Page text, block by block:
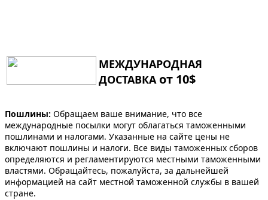
МЕЖДУНАРОДНАЯ
ДОСТАВКА от 10$
Пошлины: Обращаем ваше внимание, что все
международные посылки могут облагаться таможенными
пошлинами и налогами. Указанные на сайте цены не
включают пошлины и налоги. Все виды таможенных сборов
определяются и регламентируются местными таможенными
властями. Обращайтесь, пожалуйста, за дальнейшей
информацией на сайт местной таможенной службы в вашей
стране.